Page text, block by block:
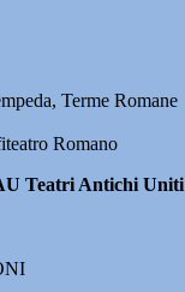
Terme Romane
Romano
Teatri Antichi Uniti